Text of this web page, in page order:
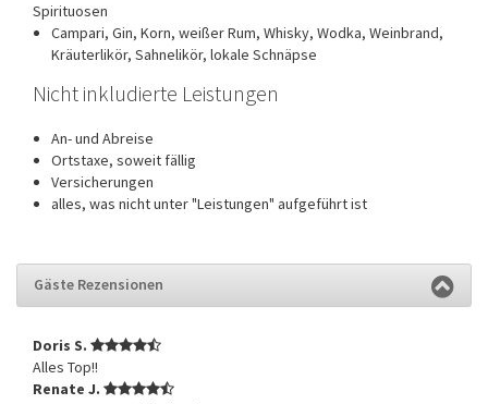
Spirituosen
Campari, Gin, Korn, weißer Rum, Whisky, Wodka, Weinbrand,
Kräuterlikör, Sahnelikör, lokale Schnäpse
Nicht inkludierte Leistungen
An- und Abreise
Ortstaxe, soweit fällig
Versicherungen
alles, was nicht unter "Leistungen" aufgeführt ist
Gäste Rezensionen
Doris S.
Alles Top!!
Renate J.